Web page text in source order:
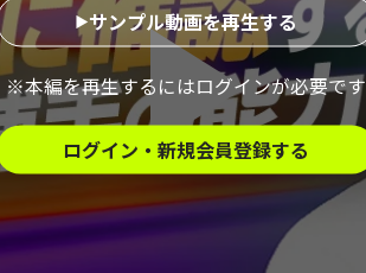
※本編を再生するにはログインが必要です
サンプル動画を再生する
ログイン・新規会員登録する